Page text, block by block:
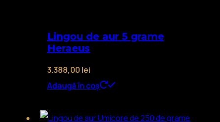
Lingou de aur 5 grame
Heraeus
3.388,00 lei
Adaugă în coș